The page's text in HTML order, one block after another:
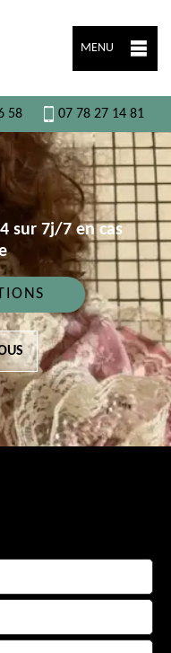
MENU
58 07 78 27 14 81
sur 7j/7 en cas